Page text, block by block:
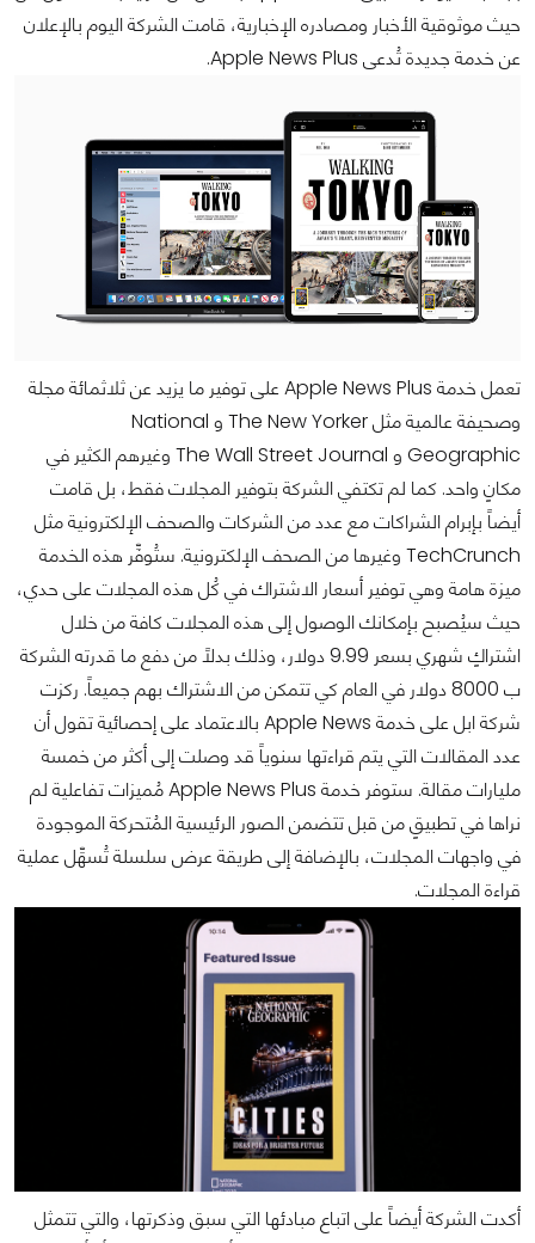
حيث موثوقية الأخبار ومصادره الإخبارية، قامت الشركة اليوم بالإعلان
عن خدمة جديدة تُدعى Apple News Plus.
تعمل خدمة Apple News Plus على توفير ما يزيد عن ثلاثمائة مجلة
وصحيفة عالمية مثل The New Yorker و National
Geographic و The Wall Street Journal وغيرهم الكثير في
مكانٍ واحد. كما لم تكتفي الشركة بتوفير المجلات فقط، بل قامت
أيضاً بإبرام الشراكات مع عدد من الشركات والصحف الإلكترونية مثل
TechCrunch وغيرها من الصحف الإلكترونية. ستُوفِّر هذه الخدمة
ميزة هامة وهي توفير أسعار الاشتراك في كُل هذه المجلات على حدي،
حيث سيُصبح بإمكانك الوصول إلى هذه المجلات كافة من خلال
اشتراكٍ شهري بسعر 9.99 دولار، وذلك بدلاً من دفع ما قدرته الشركة
ب 8000 دولار في العام كي تتمكن من الاشتراك بهم جميعاً. ركزت
شركة ابل على خدمة Apple News بالاعتماد على إحصائية تقول أن
عدد المقالات التي يتم قراءتها سنوياً قد وصلت إلى أكثر من خمسة
مليارات مقالة. ستوفر خدمة Apple News Plus مُميزات تفاعلية لم
نراها في تطبيقٍ من قبل تتضمن الصور الرئيسية المُتحركة الموجودة
في واجهات المجلات، بالإضافة إلى طريقة عرض سلسلة تُسهِّل عملية
قراءة المجلات.
أكدت الشركة أيضاً على اتباع مبادئها التي سبق وذكرتها، والتي تتمثل